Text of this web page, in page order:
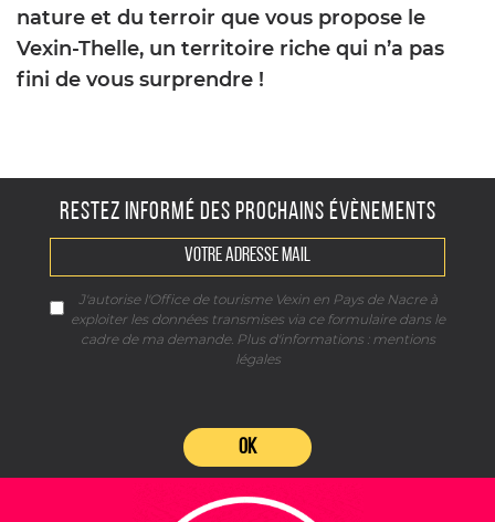
nature et du terroir que vous propose le
Vexin-Thelle, un territoire riche qui n’a pas
fini de vous surprendre !
RESTEZ INFORMÉ DES PROCHAINS ÉVÈNEMENTS
J'autorise l'Office de tourisme Vexin en Pays de Nacre à
exploiter les données transmises via ce formulaire dans le
cadre de ma demande. Plus d'informations : mentions
légales
OK